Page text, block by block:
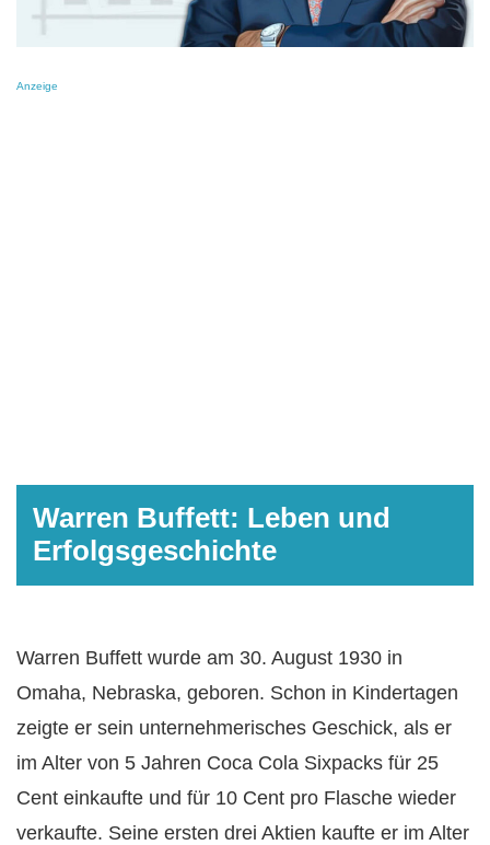
Anzeige
Warren Buffett: Leben und
Erfolgsgeschichte
Warren Buffett wurde am 30. August 1930 in
Omaha, Nebraska, geboren. Schon in Kindertagen
zeigte er sein unternehmerisches Geschick, als er
im Alter von 5 Jahren Coca Cola Sixpacks für 25
Cent einkaufte und für 10 Cent pro Flasche wieder
verkaufte. Seine ersten drei Aktien kaufte er im Alter